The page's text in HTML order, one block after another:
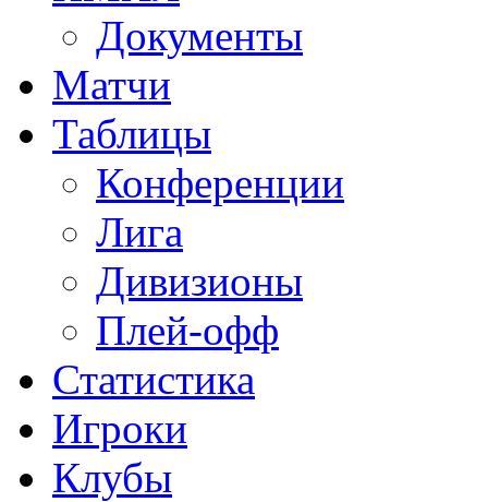
Документы
Матчи
Таблицы
Конференции
Лига
Дивизионы
Плей-офф
Статистика
Игроки
Клубы